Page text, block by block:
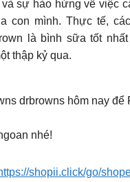
sự hào hứng về việc
con mình. Thực tế,
là bình sữa tốt
thập kỷ qua.
drbrowns hôm nay để
nhé!
shopii.click/go/